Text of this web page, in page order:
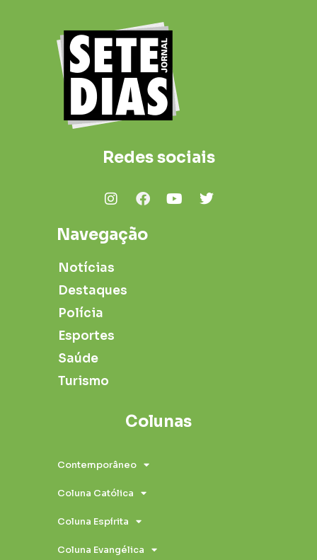
Redes sociais
Navegação
Notícias
Destaques
Polícia
Esportes
Saúde
Turismo
Colunas
Contemporâneo
Coluna Católica
Coluna Espírita
Coluna Evangélica